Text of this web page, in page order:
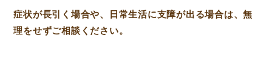
症状が長引く場合や、日常生活に支障が出る場合は、無
理をせずご相談ください。